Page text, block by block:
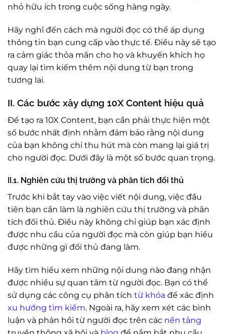
nhỏ hữu ích trong cuộc sống hàng ngày.
Hãy nghĩ đến cách mà người đọc có thể áp dụng
thông tin bạn cung cấp vào thực tế. Điều này sẽ tạo
ra cảm giác thỏa mãn cho họ và khuyến khích họ
quay lại tìm kiếm thêm nội dung từ bạn trong
tương lai.
II. Các bước xây dựng 10X Content hiệu quả
Để tạo ra 10X Content, bạn cần phải thực hiện một
số bước nhất định nhằm đảm bảo rằng nội dung
của bạn không chỉ thu hút mà còn mang lại giá trị
cho người đọc. Dưới đây là một số bước quan trọng.
II.1. Nghiên cứu thị trường và phân tích đối thủ
Trước khi bắt tay vào việc viết nội dung, việc đầu
tiên bạn cần làm là nghiên cứu thị trường và phân
tích đối thủ. Điều này không chỉ giúp bạn xác định
được nhu cầu của người đọc mà còn giúp bạn hiểu
được những gì đối thủ đang làm.
Hãy tìm hiểu xem những nội dung nào đang nhận
được nhiều sự quan tâm từ người đọc. Bạn có thể
sử dụng các công cụ phân tích từ khóa để xác định
xu hướng tìm kiếm. Ngoài ra, hãy xem xét các bình
luận và phản hồi từ người đọc trên các nền tảng